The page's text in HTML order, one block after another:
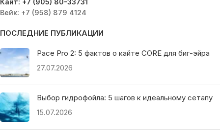
Кайт: +7 (905) 80-33731
Вейк: +7 (958) 879 4124
ПОСЛЕДНИЕ ПУБЛИКАЦИИ
Pace Pro 2: 5 фактов о кайте CORE для биг-эйра
27.07.2026
Выбор гидрофойла: 5 шагов к идеальному сетапу
15.07.2026